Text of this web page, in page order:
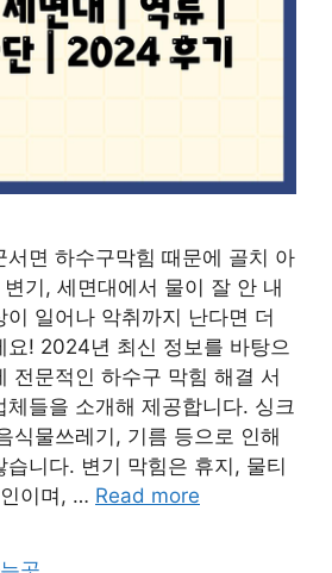
서면 하수구막힘 때문에 골치 아
기, 세면대에서 물이 잘 안 내
이 일어나 악취까지 난다면 더
요! 2024년 최신 정보를 바탕으
전문적인 하수구 막힘 해결 서
체들을 소개해 제공합니다. 싱크
식물쓰레기, 기름 등으로 인해
습니다. 변기 막힘은 휴지, 물티
이며, … Read more